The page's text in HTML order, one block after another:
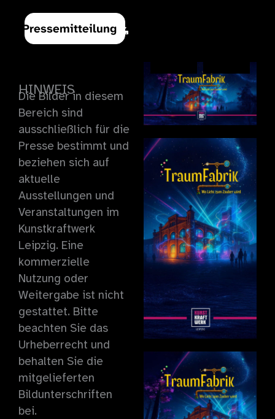
Pressemitteilung
HINWEIS
Die Bilder in diesem
Bereich sind
ausschließlich für die
Presse bestimmt und
beziehen sich auf
aktuelle
Ausstellungen und
Veranstaltungen im
Kunstkraftwerk
Leipzig. Eine
kommerzielle
Nutzung oder
Weitergabe ist nicht
gestattet. Bitte
beachten Sie das
Urheberrecht und
behalten Sie die
mitgelieferten
Bildunterschriften
bei.